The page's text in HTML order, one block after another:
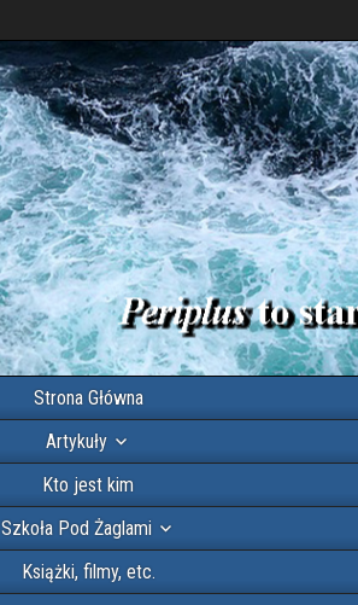
Strona Główna
Artykuły
Kto jest kim
Szkoła Pod Żaglami
Książki, filmy, etc.